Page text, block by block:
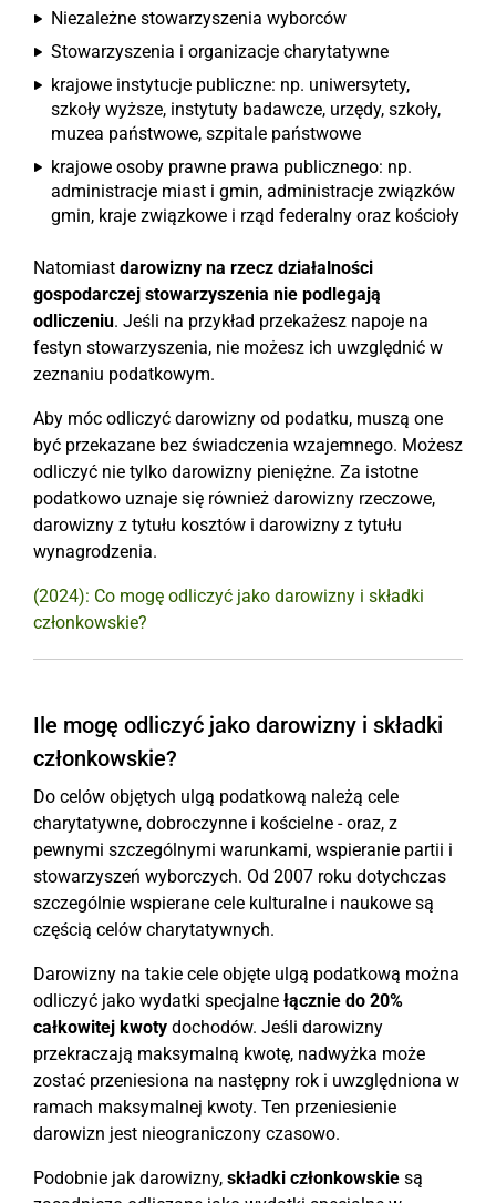
Niezależne stowarzyszenia wyborców
Stowarzyszenia i organizacje charytatywne
krajowe instytucje publiczne: np. uniwersytety,
szkoły wyższe, instytuty badawcze, urzędy, szkoły,
muzea państwowe, szpitale państwowe
krajowe osoby prawne prawa publicznego: np.
administracje miast i gmin, administracje związków
gmin, kraje związkowe i rząd federalny oraz kościoły
Natomiast darowizny na rzecz działalności
gospodarczej stowarzyszenia nie podlegają
odliczeniu. Jeśli na przykład przekażesz napoje na
festyn stowarzyszenia, nie możesz ich uwzględnić w
zeznaniu podatkowym.
Aby móc odliczyć darowizny od podatku, muszą one
być przekazane bez świadczenia wzajemnego. Możesz
odliczyć nie tylko darowizny pieniężne. Za istotne
podatkowo uznaje się również darowizny rzeczowe,
darowizny z tytułu kosztów i darowizny z tytułu
wynagrodzenia.
(2024): Co mogę odliczyć jako darowizny i składki
członkowskie?
Ile mogę odliczyć jako darowizny i składki
członkowskie?
Do celów objętych ulgą podatkową należą cele
charytatywne, dobroczynne i kościelne - oraz, z
pewnymi szczególnymi warunkami, wspieranie partii i
stowarzyszeń wyborczych. Od 2007 roku dotychczas
szczególnie wspierane cele kulturalne i naukowe są
częścią celów charytatywnych.
Darowizny na takie cele objęte ulgą podatkową można
odliczyć jako wydatki specjalne łącznie do 20%
całkowitej kwoty dochodów. Jeśli darowizny
przekraczają maksymalną kwotę, nadwyżka może
zostać przeniesiona na następny rok i uwzględniona w
ramach maksymalnej kwoty. Ten przeniesienie
darowizn jest nieograniczony czasowo.
Podobnie jak darowizny, składki członkowskie są